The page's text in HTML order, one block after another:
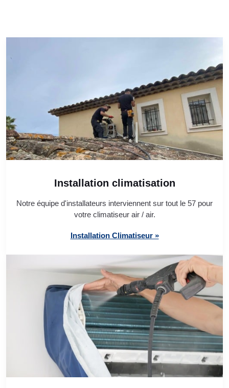
Installation climatisation
Notre équipe d'installateurs interviennent sur tout le 57 pour
votre climatiseur air / air.
Installation Climatiseur »